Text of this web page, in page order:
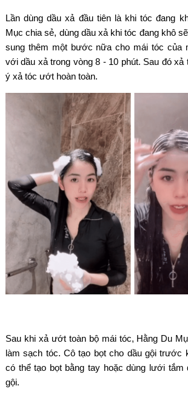
Lần dùng dầu xả đầu tiên là khi tóc đang
Mục chia sẻ, dùng dầu xả khi tóc đang khô
sung thêm một bước nữa cho mái tóc của
với dầu xả trong vòng 8 - 10 phút. Sau đó
ý xả tóc ướt hoàn toàn.
Sau khi xả ướt toàn bộ mái tóc, Hằng Du
làm sạch tóc. Cô tạo bọt cho dầu gội trước
có thể tạo bọt bằng tay hoặc dùng lưới tắm
gội.